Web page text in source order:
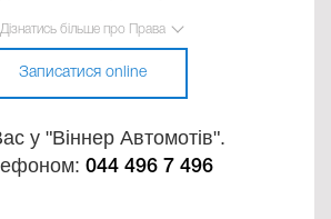
Дізнатись більше про Права
Записатися online
у "Віннер Автомотів".
044 496 7 496